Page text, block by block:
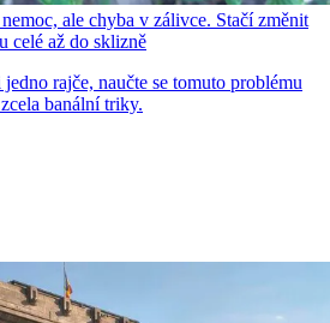
ale chyba v zálivce. Stačí změnit
celé až do sklizně
rajče, naučte se tomuto problému
banální triky.